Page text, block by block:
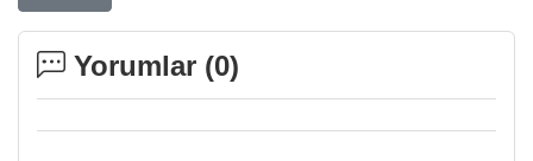
Yorumlar (0)